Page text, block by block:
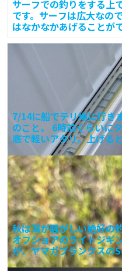
サーフでの釣りをする上
です。サーフは広大なの
はなかなかあげることが
7/14に船でテリ場に行き
のこと。 6時前くらいに
底で軽いアタリ。上げる
秋は海が騒がしい絶好の
オフショアのライトジギ
が、ヤマガブランクスの
スメの